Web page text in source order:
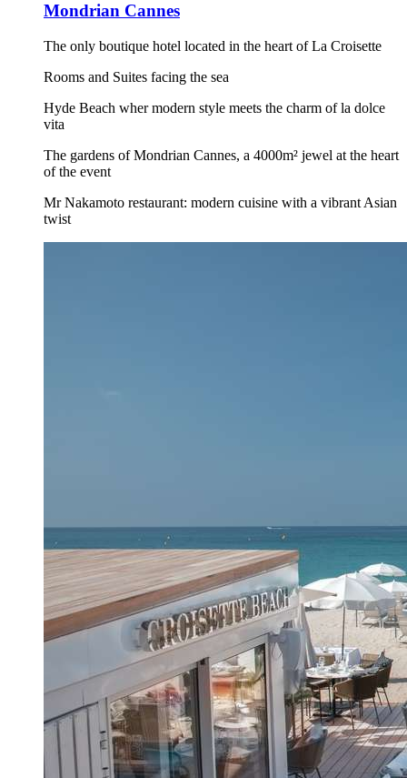
Mondrian Cannes
The only boutique hotel located in the heart of La Croisette
Rooms and Suites facing the sea
Hyde Beach wher modern style meets the charm of la dolce
vita
The gardens of Mondrian Cannes, a 4000m² jewel at the heart
of the event
Mr Nakamoto restaurant: modern cuisine with a vibrant Asian
twist